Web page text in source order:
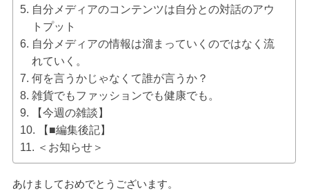
自分メディアのコンテンツは自分との対話のアウ
トプット
自分メディアの情報は溜まっていくのではなく流
れていく。
何を言うかじゃなくて誰が言うか？
雑貨でもファッションでも健康でも。
【今週の雑談】
【■編集後記】
＜お知らせ＞
あけましておめでとうございます。